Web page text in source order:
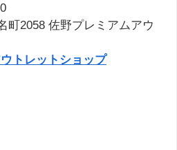
町2058 佐野プレミアムアウ
トレットショップ